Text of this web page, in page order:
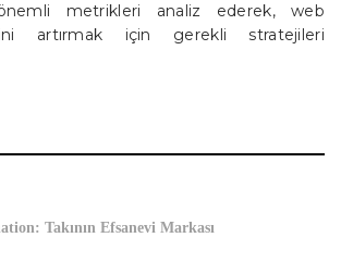
metrikleri analiz ederek, web
artırmak için gerekli stratejileri
Takının Efsanevi Markası